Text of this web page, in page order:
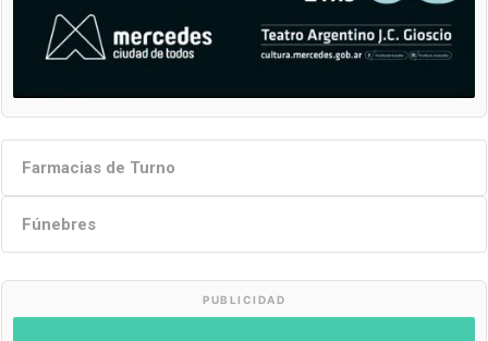
Farmacias de Turno
Fúnebres
PUBLICIDAD